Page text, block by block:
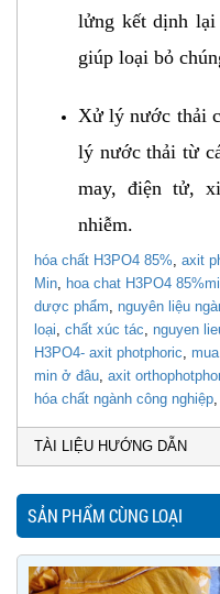
lửng kết dịnh lại
giúp loại bỏ
Xử lý nước thải
lý nước thải từ
may, điện tử,
nhiễm.
hóa chất H3PO4 85%, axit
Min, hoa chat H3PO4
dược ph​ẩm, nguyên liệu
lo​ại, chất xúc t​ác, nguyen
H3PO4- axit photphoric,
min ở đâu, axit
hóa chất ngành công nghi​ệp,
TÀI LIỆU HƯỚNG DẪN
SẢN PHẨM CÙNG LOẠI